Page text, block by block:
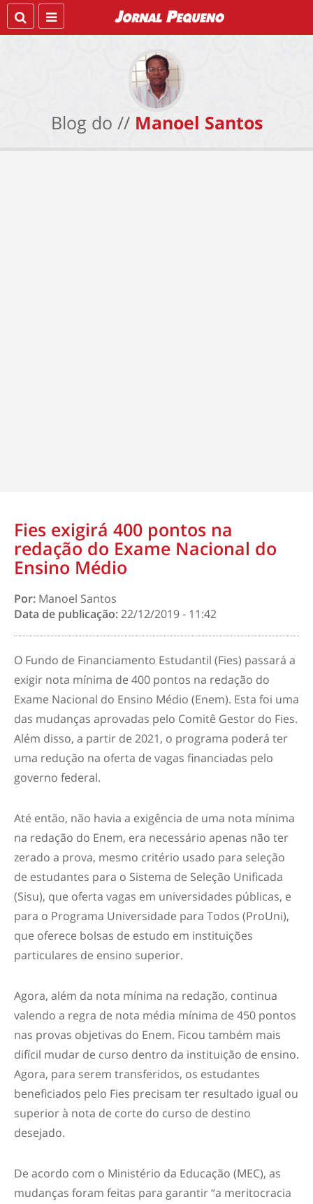
Blog do // Manoel Santos
Fies exigirá 400 pontos na
redação do Exame Nacional do
Ensino Médio
Por: Manoel Santos
Data de publicação:22/12/2019 - 11:42
O Fundo de Financiamento Estudantil (Fies) passará a
exigir nota mínima de 400 pontos na redação do
Exame Nacional do Ensino Médio (Enem). Esta foi uma
das mudanças aprovadas pelo Comitê Gestor do Fies.
Além disso, a partir de 2021, o programa poderá ter
uma redução na oferta de vagas financiadas pelo
governo federal.
Até então, não havia a exigência de uma nota mínima
na redação do Enem, era necessário apenas não ter
zerado a prova, mesmo critério usado para seleção
de estudantes para o Sistema de Seleção Unificada
(Sisu), que oferta vagas em universidades públicas, e
para o Programa Universidade para Todos (ProUni),
que oferece bolsas de estudo em instituições
particulares de ensino superior.
Agora, além da nota mínima na redação, continua
valendo a regra de nota média mínima de 450 pontos
nas provas objetivas do Enem. Ficou também mais
difícil mudar de curso dentro da instituição de ensino.
Agora, para serem transferidos, os estudantes
beneficiados pelo Fies precisam ter resultado igual ou
superior à nota de corte do curso de destino
desejado.
De acordo com o Ministério da Educação (MEC), as
mudanças foram feitas para garantir “a meritocracia